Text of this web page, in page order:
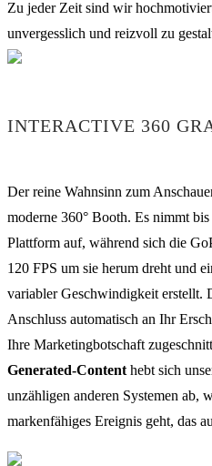
Zu jeder Zeit sind wir
unvergesslich und reizvoll zu
INTERACTIVE 360
Der reine Wahnsinn zum
moderne 360° Booth. Es nimmt
Plattform auf, während sich die
120 FPS um sie herum dreht und
variabler Geschwindigkeit erstellt.
Anschluss automatisch an Ihr
Ihre Marketingbotschaft
Generated-Content hebt sich
unzähligen anderen Systemen ab,
markenfähiges Ereignis geht, das